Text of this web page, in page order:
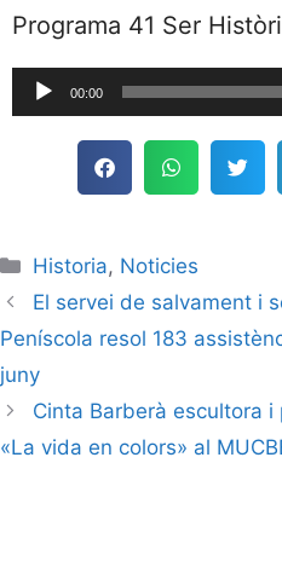
Programa 41 Ser
Reproductor
de
00:00
Historia, Noticies
El servei de salvament i
Peníscola resol 183
juny
Cinta Barberà escultora
«La vida en colors» al